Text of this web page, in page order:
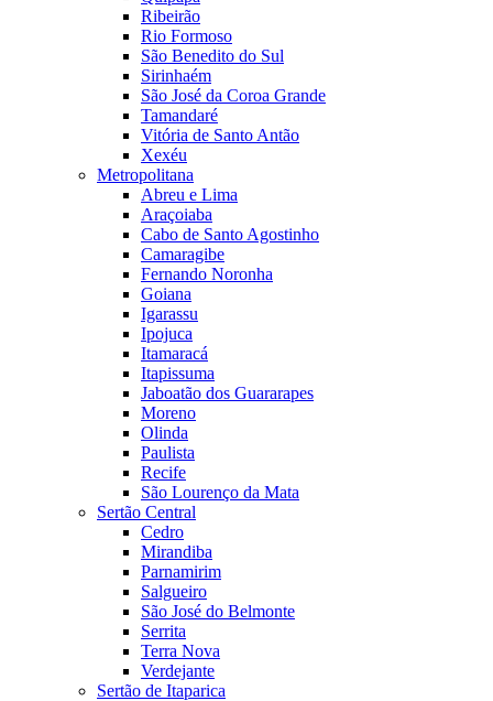
Ribeirão
Rio Formoso
São Benedito do Sul
Sirinhaém
São José da Coroa Grande
Tamandaré
Vitória de Santo Antão
Xexéu
Metropolitana
Abreu e Lima
Araçoiaba
Cabo de Santo Agostinho
Camaragibe
Fernando Noronha
Goiana
Igarassu
Ipojuca
Itamaracá
Itapissuma
Jaboatão dos Guararapes
Moreno
Olinda
Paulista
Recife
São Lourenço da Mata
Sertão Central
Cedro
Mirandiba
Parnamirim
Salgueiro
São José do Belmonte
Serrita
Terra Nova
Verdejante
Sertão de Itaparica